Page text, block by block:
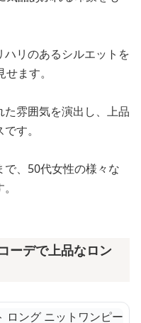
リのあるシルエットを
ます。
雰囲気を演出し、上品
す。
、50代女性の様々な
ーデで上品なロン